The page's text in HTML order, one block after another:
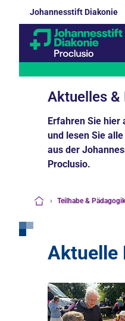
Johannesstift Diakonie
Aktuelles &
Erfahren Sie hier
und lesen Sie
aus der
Proclusio.
› Teilhabe & Pädagogik
Aktuelle